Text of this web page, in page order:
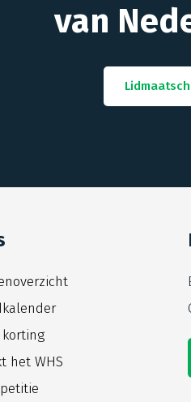
van
korting
het WHS